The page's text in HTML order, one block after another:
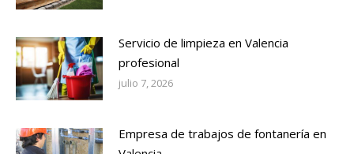
Servicio de limpieza en Valencia
profesional
julio 7, 2026
Empresa de trabajos de fontanería en